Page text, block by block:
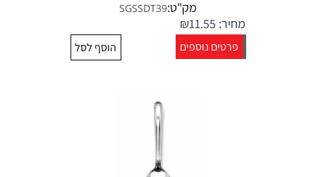
מק"ט:SGSSDT39
מחיר: ₪11.55
פרטים נוספים הוסף לסל